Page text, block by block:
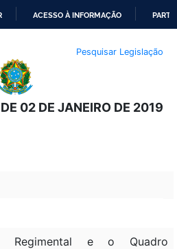
O
CONTEÚDO
ACESSO À INFORMAÇÃO
Pesquisar Legislação
02 DE JANEIRO DE 2019
Regimental e o Quadro